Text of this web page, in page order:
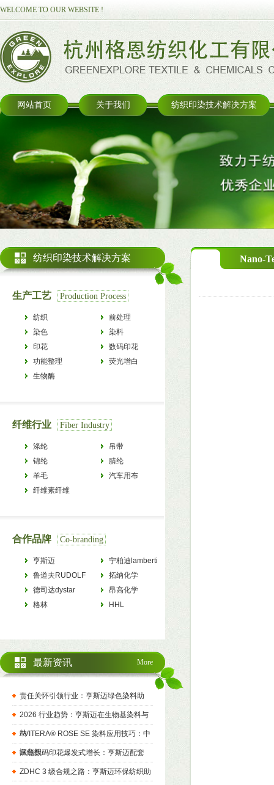
WELCOME TO OUR WEBSITE !
网站首页 关于我们 纺织印染技术解决方案
Nano-
纺织印染技术解决方案
生产工艺 Production Process
纺织
前处理
染色
染料
印花
数码印花
功能整理
荧光增白
生物酶
纤维行业 Fiber Industry
涤纶
吊带
锦纶
腈纶
羊毛
汽车用布
纤维素纤维
合作品牌 Co-branding
亨斯迈
HUNTSMAN
宁柏迪lamberti
鲁道夫RUDOLF
拓纳化学
tanatexchemicals
德司达dystar
昂高化学
archroma
格林 HHL
More
最新资讯
责任关怀引领行业：亨斯迈绿色染料助
2026 行业趋势：亨斯迈在生物基染料与
纳
AVITERA® ROSE SE 染料应用技巧：中
深色织
赋能数码印花爆发式增长：亨斯迈配套
ZDHC 3 级合规之路：亨斯迈环保纺织助